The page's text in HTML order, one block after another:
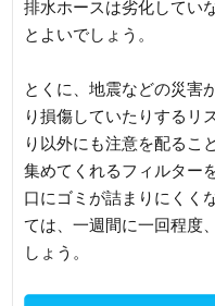
排水ホースは劣化してい
とよいでしょう。
とくに、地震などの災害
り損傷していたりするリ
り以外にも注意を配るこ
集めてくれるフィルター
口にゴミが詰まりにくく
ては、一週間に一回程度
しょう。